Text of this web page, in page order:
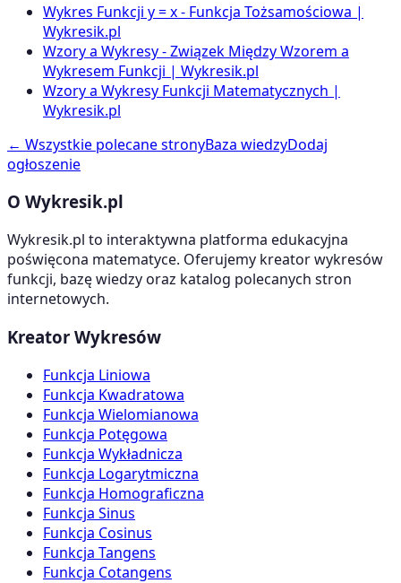
Wykres Funkcji y = x - Funkcja Tożsamościowa |
Wykresik.pl
Wzory a Wykresy - Związek Między Wzorem a
Wykresem Funkcji | Wykresik.pl
Wzory a Wykresy Funkcji Matematycznych |
Wykresik.pl
← Wszystkie polecane stronyBaza wiedzyDodaj
ogłoszenie
O Wykresik.pl
Wykresik.pl to interaktywna platforma edukacyjna
poświęcona matematyce. Oferujemy kreator wykresów
funkcji, bazę wiedzy oraz katalog polecanych stron
internetowych.
Kreator Wykresów
Funkcja Liniowa
Funkcja Kwadratowa
Funkcja Wielomianowa
Funkcja Potęgowa
Funkcja Wykładnicza
Funkcja Logarytmiczna
Funkcja Homograficzna
Funkcja Sinus
Funkcja Cosinus
Funkcja Tangens
Funkcja Cotangens